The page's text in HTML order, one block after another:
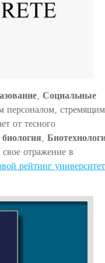
Социальные
персоналом,
от тесного
отражение в
рейтинг